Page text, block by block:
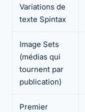
Variations de
texte Spintax
Image Sets
(médias qui
tournent par
publication)
Premier